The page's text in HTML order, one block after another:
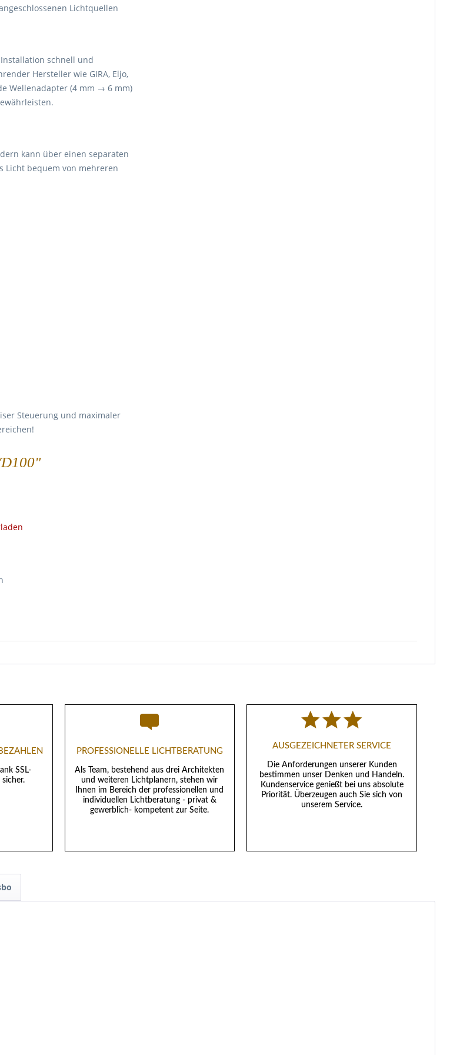
Lichtquellen
schnell und
Hersteller wie GIRA, Eljo,
Wellenadapter (4 mm → 6 mm)
kann über einen separaten
Licht bequem von mehreren
Steuerung und maximaler
SSL-
PROFESSIONELLE LICHTBERATUNG
Als Team, bestehend aus drei Architekten
und weiteren Lichtplanern, stehen wir
Ihnen im Bereich der professionellen und
individuellen Lichtberatung - privat &
gewerblich- kompetent zur Seite.
AUSGEZEICHNETER SERVICE
Die Anforderungen unserer Kunden
bestimmen unser Denken und Handeln.
Kundenservice genießt bei uns absolute
Priorität. Überzeugen auch Sie sich von
unserem Service.